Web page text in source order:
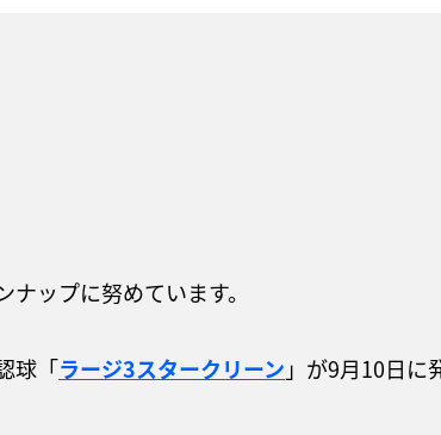
ナップに努めています。
球「ラージ3スタークリーン 」が9月10日に